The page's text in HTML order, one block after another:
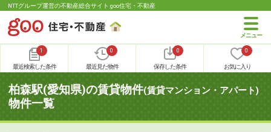
NTTグループ運営の不動産総合サイト goo住宅・不動産
1
最近検索した条件
0
最近見た物件
0
保存した条件
0
お気に入り
柏森駅(愛知県)の賃貸物件(賃貸マンション・アパート)
物件一覧